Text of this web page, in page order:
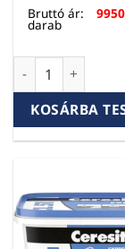
Bruttó ár:
9950
darab
DenBit Disper A
KOSÁRBA